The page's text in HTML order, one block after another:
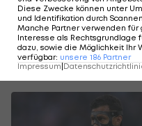
Mehr zum
Diese Zwecke können unter
und Identifikation durch
Manche Partner verwenden
Interesse als Rechtsgrundlage
dazu, sowie die Möglichkeit Ihr
verfügbar: unsere 186 Partner
Impressum